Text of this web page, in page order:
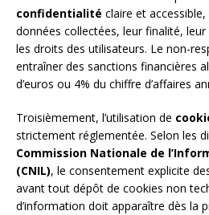
confidentialité claire et
données collectées, leur finalité,
les droits des utilisateurs. Le non-
entraîner des sanctions financières
d’euros ou 4% du chiffre d’affaires
Troisièmement, l’utilisation de
strictement réglementée. Selon les
Commission Nationale de
(CNIL), le consentement explicite
avant tout dépôt de cookies non
d’information doit apparaître dès la